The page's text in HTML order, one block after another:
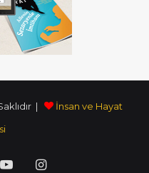
|
İnsan ve Hayat
YouTubeInstagram